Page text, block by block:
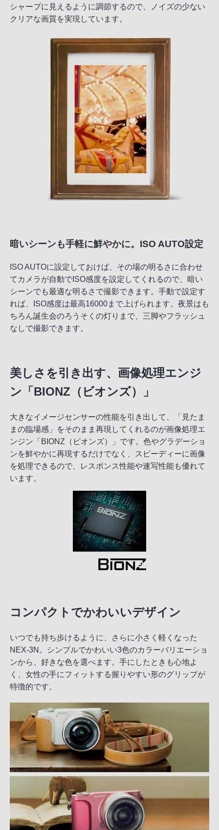
シャープに見えるように調節するので、ノイズの少ない
クリアな画質を実現しています。
暗いシーンも手軽に鮮やかに。ISO AUTO設定
ISO AUTOに設定しておけば、その場の明るさに合わせ
てカメラが自動でISO感度を設定してくれるので、暗い
シーンでも最適な明るさで撮影できます。手動で設定す
れば、ISO感度は最高16000まで上げられます。夜景はも
ちろん誕生会のろうそくの灯りまで、三脚やフラッシュ
なしで撮影できます。
美しさを引き出す、画像処理エンジ
ン「BIONZ（ビオンズ）」
大きなイメージセンサーの性能を引き出して、「見たま
まの臨場感」をそのまま再現してくれるのが画像処理エ
ンジン「BIONZ（ビオンズ）」です。色やグラデーショ
ンを鮮やかに再現するだけでなく、スピーディーに画像
を処理できるので、レスポンス性能や連写性能も優れて
います。
コンパクトでかわいいデザイン
いつでも持ち歩けるように、さらに小さく軽くなった
NEX-3N。シンプルでかわいい3色のカラーバリエーショ
ンから、好きな色を選べます。手にしたときも心地よ
く、女性の手にフィットする握りやすい形のグリップが
特徴的です。